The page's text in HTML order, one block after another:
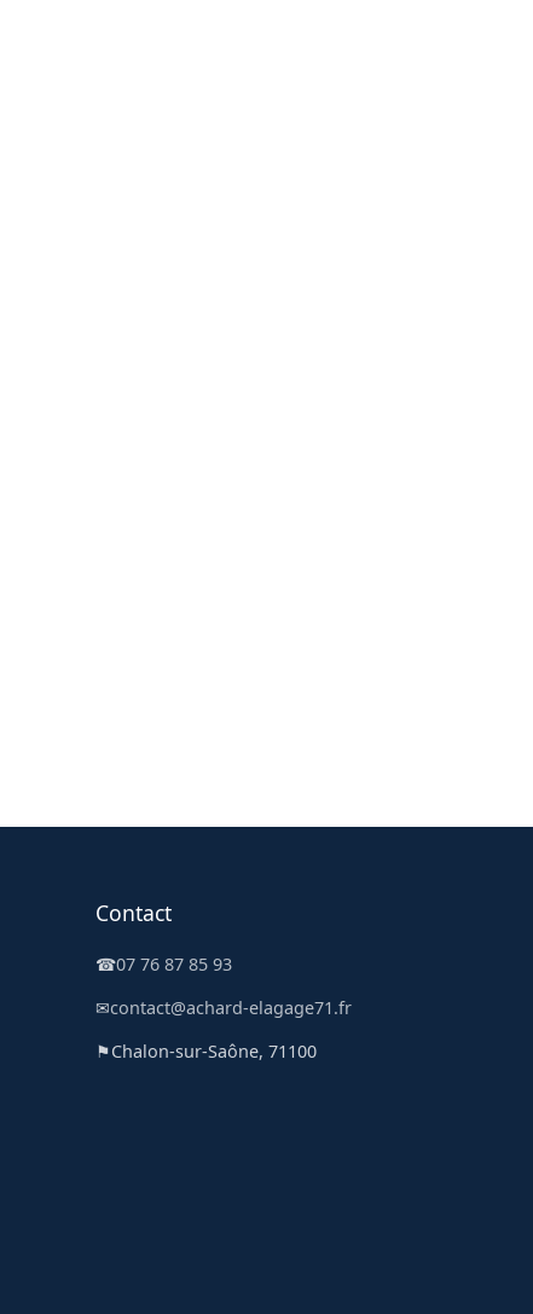
Contact
☎07 76 87 85 93
✉contact@achard-elagage71.fr
⚑Chalon-sur-Saône, 71100